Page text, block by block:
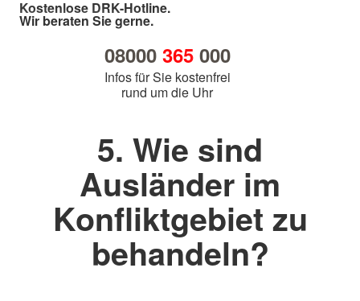
Kostenlose DRK-Hotline.
Wir beraten Sie gerne.
08000 365000
Infos für Sie kostenfrei
rund um die Uhr
5. Wie sind
Ausländer im
Konfliktgebiet zu
behandeln?